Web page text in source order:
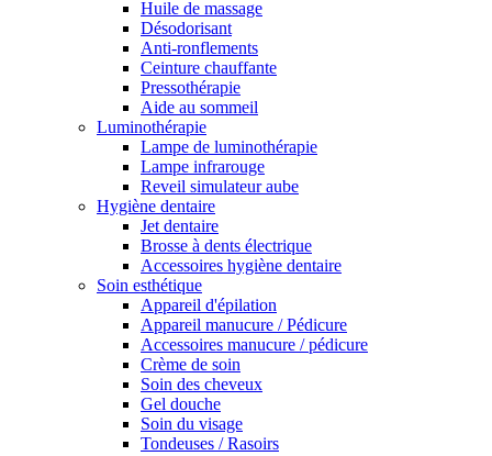
Huile de massage
Désodorisant
Anti-ronflements
Ceinture chauffante
Pressothérapie
Aide au sommeil
Luminothérapie
Lampe de luminothérapie
Lampe infrarouge
Reveil simulateur aube
Hygiène dentaire
Jet dentaire
Brosse à dents électrique
Accessoires hygiène dentaire
Soin esthétique
Appareil d'épilation
Appareil manucure / Pédicure
Accessoires manucure / pédicure
Crème de soin
Soin des cheveux
Gel douche
Soin du visage
Tondeuses / Rasoirs